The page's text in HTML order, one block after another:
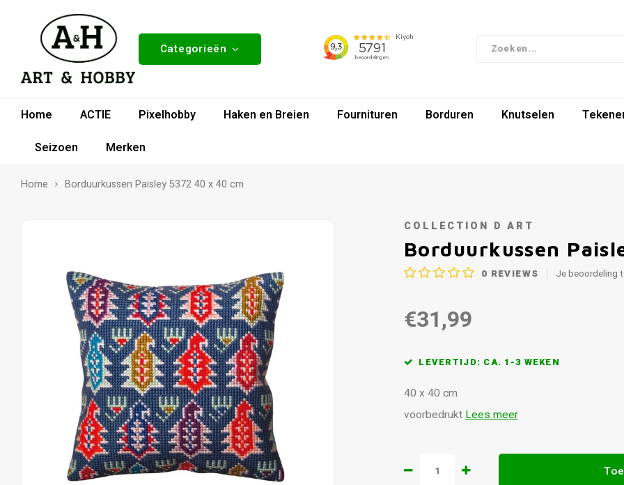
Categorieën
Home ACTIE Pixelhobby Haken en Breien Fournituren Borduren Knutselen
Seizoen
Merken
Home Borduurkussen Paisley 5372 40 x 40 cm
COLLECTION D ART
Borduurkussen
0 REVIEWS Je beoordeling
€31,99
LEVERTIJD: CA. 1-3 WEKEN
40 x 40 cm
voorbedruktLees meer